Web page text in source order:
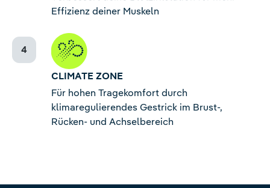
Effizienz deiner Muskeln
CLIMATE ZONE
Für hohen Tragekomfort durch
klimaregulierendes Gestrick im Brust-,
Rücken- und Achselbereich